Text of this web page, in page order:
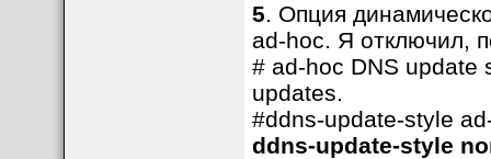
5. Опция
ad-hoc. Я отключил,
# ad-hoc DNS update
updates.
#ddns-update-style
ddns-update-style